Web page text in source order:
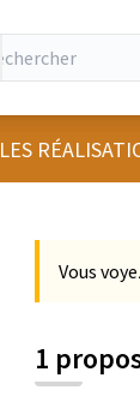
LES
Vous
1